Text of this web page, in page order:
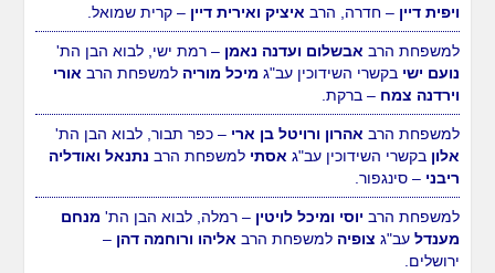
ערנטריי– ירושלים.
למשפחת ר'לוי יצחק ושטערנא שרה זהבי– חדרה, לרגל הולדת
הבן. ולזקניהם: הרבגיא וכנרת זהבי– קרית שמואל, הרבלירן
ויפית דיין– חדרה, הרב
למשפחת הרב אבשלום ועדנה נאמן– רמת ישי, לבוא הבן הת'
נועם ישיבקשרי השידוכין עב"גמיכל מוריה למשפחת הרבאורי
וירדנה צמח– ברקת.
למשפחת הרב אהרון ורויטל בן ארי– כפר תבור, לבוא הבן הת'
אלוןבקשרי השידוכין עב"גאסתילמשפחת הרבנתנאל ואודליה
ריבני– סינגפור.